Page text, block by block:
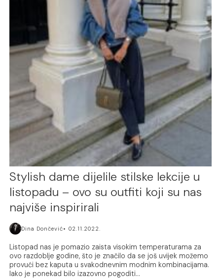
Stylish dame dijelile stilske lekcije u
listopadu – ovo su outfiti koji su nas
najviše inspirirali
Dina Dončević 02.11.2022.
Listopad nas je pomazio zaista visokim temperaturama za
ovo razdoblje godine, što je značilo da se još uvijek možemo
provući bez kaputa u svakodnevnim modnim kombinacijama.
Iako je ponekad bilo izazovno pogoditi...